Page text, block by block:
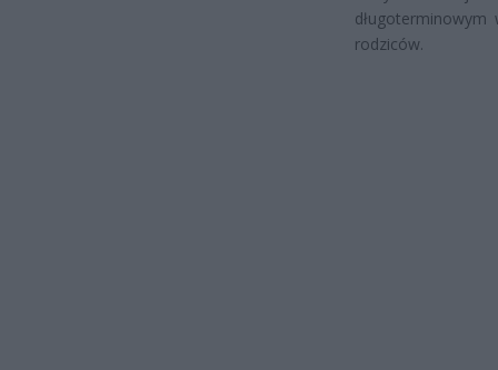
rodziców.